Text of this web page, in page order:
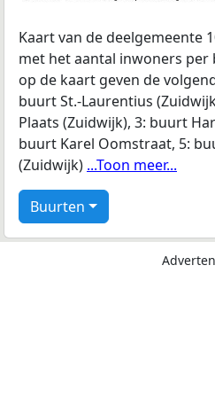
Kaart van de deelgemeente
met het aantal inwoners per
op de kaart geven de
buurt St.-Laurentius
Plaats (Zuidwijk), 3: buurt
buurt Karel Oomstraat, 5:
(Zuidwijk) ...Toon meer...
Buurten